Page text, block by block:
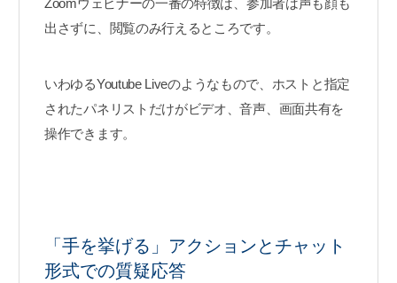
Zoomウェビナーの一番の特徴は、参加者は声も顔も
出さずに、閲覧のみ行えるところです。
いわゆるYoutube Liveのようなもので、ホストと指定
されたパネリストだけがビデオ、音声、画面共有を
操作できます。
「手を挙げる」アクションとチャット
形式での質疑応答